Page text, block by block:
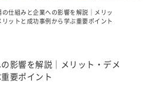
の仕組みと企業への影響を解説｜メリッ
リットと成功事例から学ぶ重要ポイント
影響を解説｜メリット・デメ
要ポイント